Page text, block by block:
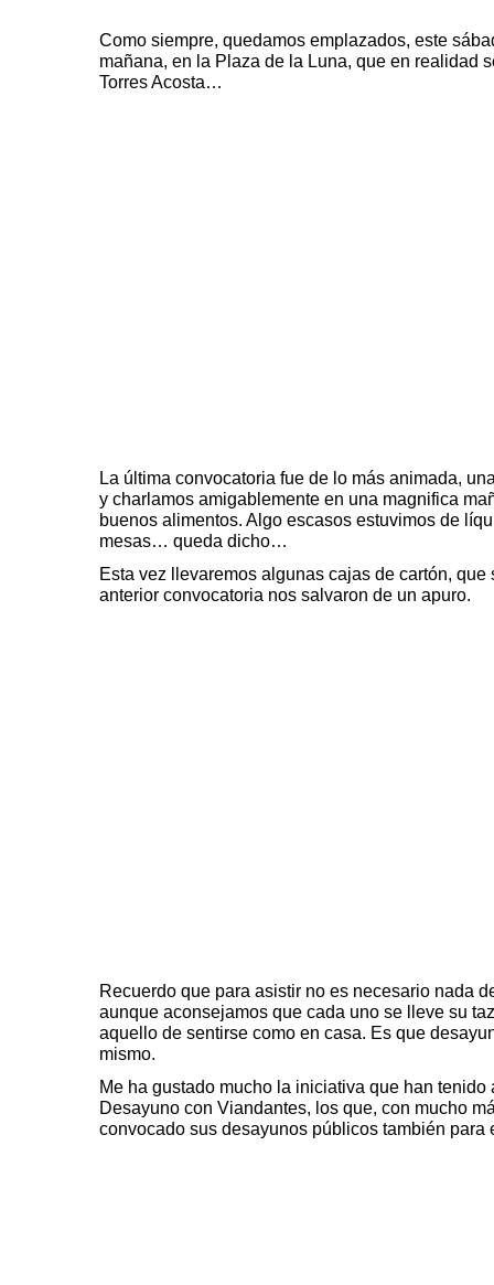
Como siempre, quedamos emplazados, este
mañana, en la Plaza de la Luna, que en realidad
Torres Acosta…
La última convocatoria fue de lo más animada,
y charlamos amigablemente en una magnifica
buenos alimentos. Algo escasos estuvimos de
mesas… queda dicho…
Esta vez llevaremos algunas cajas de cartón,
anterior convocatoria nos salvaron de un apuro.
Recuerdo que para asistir no es necesario nada
aunque aconsejamos que cada uno se lleve su
aquello de sentirse como en casa. Es que
mismo.
Me ha gustado mucho la iniciativa que han
Desayuno con Viandantes, los que, con mucho
convocado sus desayunos públicos también para